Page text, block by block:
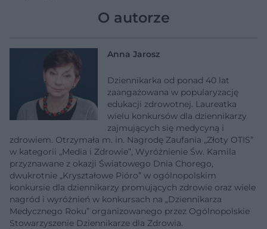
O autorze
Anna Jarosz
Dziennikarka od ponad 40 lat
zaangażowana w popularyzację
edukacji zdrowotnej. Laureatka
wielu konkursów dla dziennikarzy
zajmujących się medycyną i
zdrowiem. Otrzymała m. in. Nagrodę Zaufania „Złoty OTIS”
w kategorii „Media i Zdrowie”, Wyróżnienie Św. Kamila
przyznawane z okazji Światowego Dnia Chorego,
dwukrotnie „Kryształowe Pióro” w ogólnopolskim
konkursie dla dziennikarzy promujących zdrowie oraz wiele
nagród i wyróżnień w konkursach na „Dziennikarza
Medycznego Roku” organizowanego przez Ogólnopolskie
Stowarzyszenie Dziennikarze dla Zdrowia.